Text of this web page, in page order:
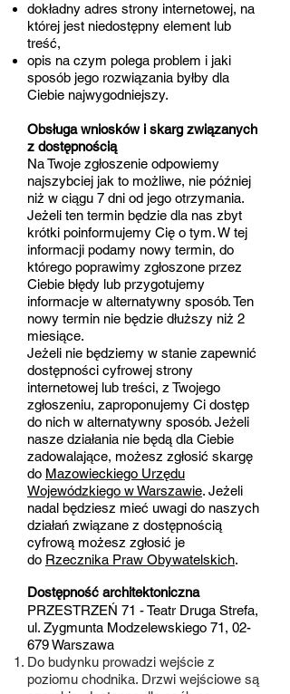
dokładny adres strony internetowej, na
której jest niedostępny element lub
treść,
opis na czym polega problem i jaki
sposób jego rozwiązania byłby dla
Ciebie najwygodniejszy.
Obsługa wniosków i skarg związanych
z dostępnością
Na Twoje zgłoszenie odpowiemy
najszybciej jak to możliwe, nie później
niż w ciągu 7 dni od jego otrzymania.
Jeżeli ten termin będzie dla nas zbyt
krótki poinformujemy Cię o tym. W tej
informacji podamy nowy termin, do
którego poprawimy zgłoszone przez
Ciebie błędy lub przygotujemy
informacje w alternatywny sposób. Ten
nowy termin nie będzie dłuższy niż 2
miesiące.
Jeżeli nie będziemy w stanie zapewnić
dostępności cyfrowej strony
internetowej lub treści, z Twojego
zgłoszeniu, zaproponujemy Ci dostęp
do nich w alternatywny sposób. Jeżeli
nasze działania nie będą dla Ciebie
zadowalające, możesz zgłosić skargę
do Mazowieckiego Urzędu
Wojewódzkiego w Warszawie. Jeżeli
nadal będziesz mieć uwagi do naszych
działań związane z dostępnością
cyfrową możesz zgłosić je
do Rzecznika Praw Obywatelskich.
Dostępność architektoniczna
PRZESTRZEŃ 71 - Teatr Druga Strefa,
ul. Zygmunta Modzelewskiego 71, 02-
679 Warszawa
​Do budynku prowadzi wejście z
poziomu chodnika. Drzwi wejściowe są